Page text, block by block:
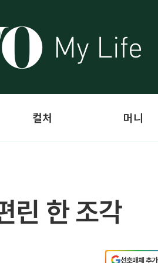
컬처 머니
린 한 조각
선호매체 추가